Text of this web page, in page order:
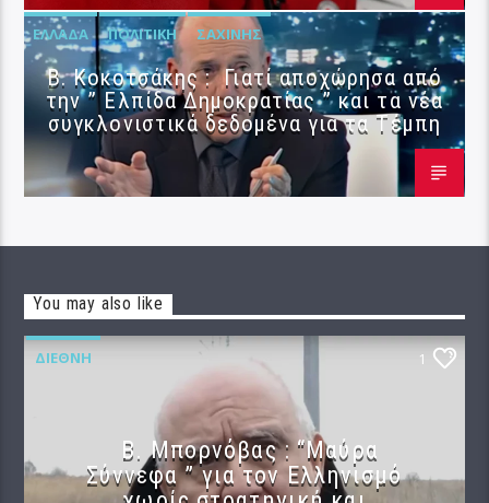
ΕΛΛΆΔΑ ΠΟΛΙΤΙΚΉ ΣΑΧΊΝΗΣ
Β. Κοκοτσάκης : Γιατί αποχώρησα από
την ” Ελπίδα Δημοκρατίας ” και τα νέα
συγκλονιστικά δεδομένα για τα Τέμπη
You may also like
ΔΙΕΘΝΉ 1
B. Μπορνόβας : “Μαύρα
Σύννεφα ” για τον Ελληνισμό